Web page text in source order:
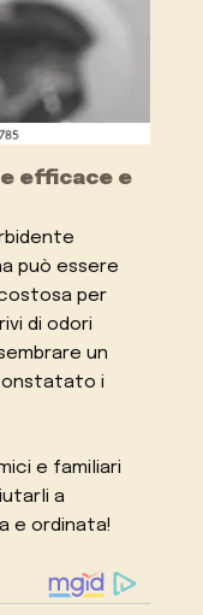
efficace e
può essere
per
di odori
un
i
e familiari
a
e ordinata!